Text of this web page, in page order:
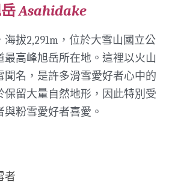
岳 Asahidake
海拔2,291m，位於大雪山國立公
最高峰旭岳所在地。這裡以火山
聞名，是許多滑雪愛好者心中的
保留大量自然地形，因此特別受
粉雪愛好者喜愛。
者